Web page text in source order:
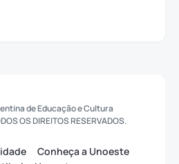
de Educação e Cultura
OS DIREITOS RESERVADOS.
Conheça a Unoeste